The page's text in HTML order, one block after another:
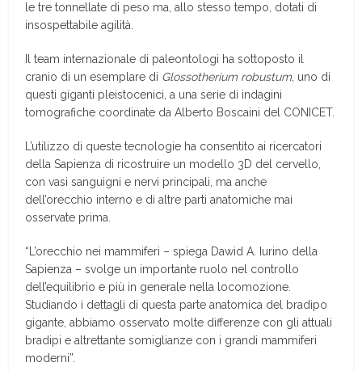
le tre tonnellate di peso ma, allo stesso tempo, dotati di
insospettabile agilità.
Il team internazionale di paleontologi ha sottoposto il
cranio di un esemplare di Glossotherium robustum , uno di
questi giganti pleistocenici, a una serie di indagini
tomografiche coordinate da Alberto Boscaini del CONICET.
L’utilizzo di queste tecnologie ha consentito ai ricercatori
della Sapienza di ricostruire un modello 3D del cervello,
con vasi sanguigni e nervi principali, ma anche
dell’orecchio interno e di altre parti anatomiche mai
osservate prima.
“L’orecchio nei mammiferi – spiega Dawid A. Iurino della
Sapienza – svolge un importante ruolo nel controllo
dell’equilibrio e più in generale nella locomozione.
Studiando i dettagli di questa parte anatomica del bradipo
gigante, abbiamo osservato molte differenze con gli attuali
bradipi e altrettante somiglianze con i grandi mammiferi
moderni”.